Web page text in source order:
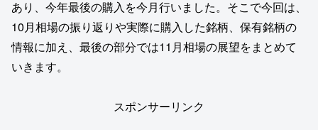
あり、今年最後の購入を今月行いました。そこで今回は、
10月相場の振り返りや実際に購入した銘柄、保有銘柄の
情報に加え、最後の部分では11月相場の展望をまとめて
いきます。
スポンサーリンク